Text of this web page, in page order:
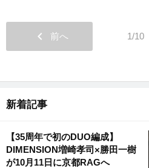
chevron_left 前へ 1/10
新着記事
【35周年で初のDUO編成】
DIMENSION増崎孝司×勝田一樹
が10月11日に京都RAGへ